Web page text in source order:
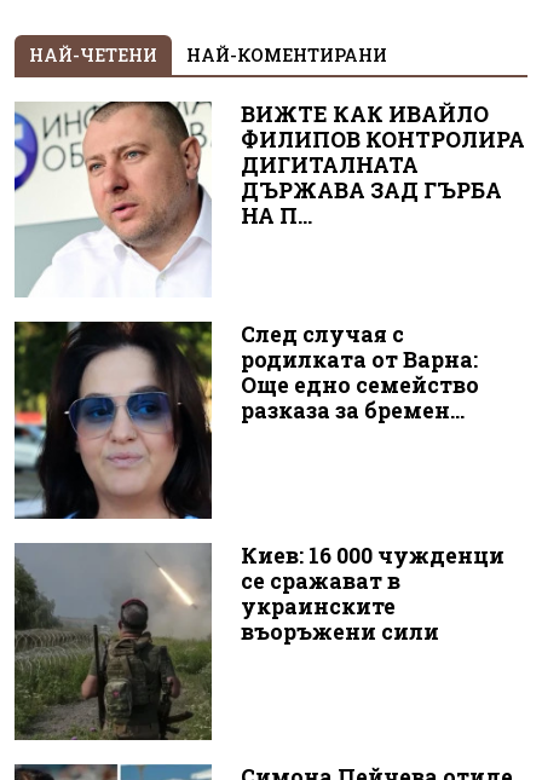
НАЙ-ЧЕТЕНИ НАЙ-КОМЕНТИРАНИ
ВИЖТЕ КАК ИВАЙЛО
ФИЛИПОВ КОНТРОЛИРА
ДИГИТАЛНАТА
ДЪРЖАВА ЗАД ГЪРБА
НА П...
След случая с
родилката от Варна:
Още едно семейство
разказа за бремен...
Киев: 16 000 чужденци
се сражават в
украинските
въоръжени сили